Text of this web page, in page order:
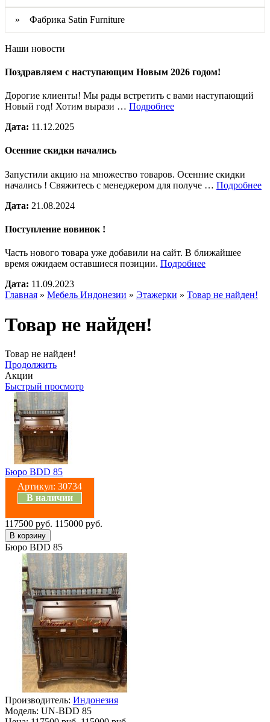
» Фабрика Satin Furniture
Наши новости
Поздравляем с наступающим Новым 2026 годом!
Дорогие клиенты! Мы рады встретить с вами наступающий
Новый год! Хотим вырази … Подробнее
Дата: 11.12.2025
Осенние скидки начались
Запустили акцию на множество товаров. Осенние скидки
начались ! Свяжитесь с менеджером для получе … Подробнее
Дата: 21.08.2024
Поступление новинок !
Часть нового товара уже добавили на сайт. В ближайшее
время ожидаем оставшиеся позиции. Подробнее
Дата: 11.09.2023
Главная » Мебель Индонезии » Этажерки » Товар не найден!
Товар не найден!
Товар не найден!
Продолжить
Акции
Быстрый просмотр
Бюро BDD 85
Артикул: 30734
В наличии
117500 руб. 115000 руб.
Бюро BDD 85
Производитель: Индонезия
Модель: UN-BDD 85